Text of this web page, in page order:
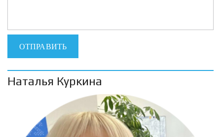
Наталья Куркина